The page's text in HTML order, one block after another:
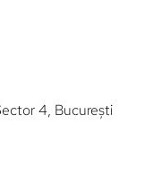
4, București